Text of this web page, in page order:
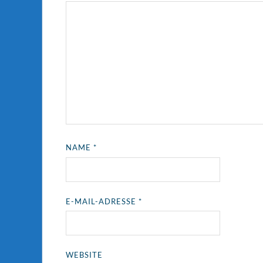
NAME*
E-MAIL-ADRESSE*
WEBSITE